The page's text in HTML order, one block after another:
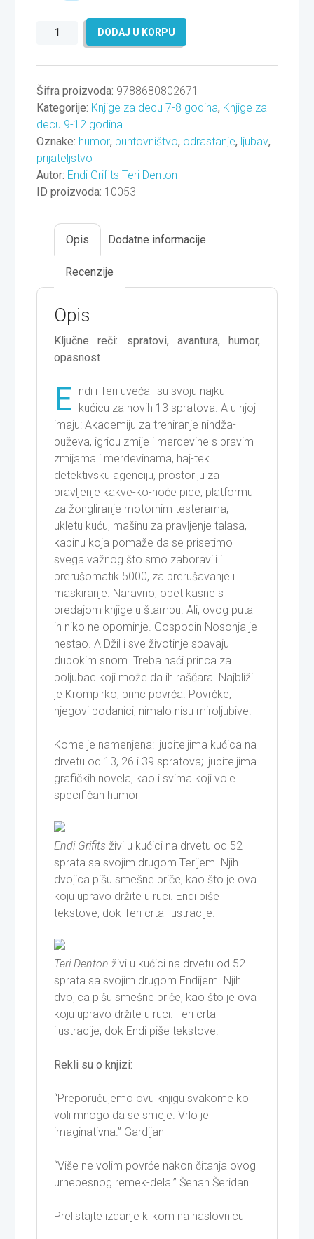
Kućica
drvetu
52
sprata
količina
DODAJ U KORPU
Šifra proizvoda: 9788680802671
Kategorije: Knjige za decu 7-8 godina, Knjige za
decu 9-12 godina
Oznake: humor, buntovništvo, odrastanje, ljubav,
prijateljstvo
Autor: Endi GrifitsTeri Denton
ID proizvoda: 10053
Opis Dodatne informacije
Recenzije
Opis
Ključne reči: spratovi, avantura, humor,
opasnost
E ndi i Teri uvećali su svoju najkul
kućicu za novih 13 spratova. A u njoj
imaju: Akademiju za treniranje nindža-
puževa, igricu zmije i merdevine s pravim
zmijama i merdevinama, haj-tek
detektivsku agenciju, prostoriju za
pravljenje kakve-ko-hoće pice, platformu
za žongliranje motornim testerama,
ukletu kuću, mašinu za pravljenje talasa,
kabinu koja pomaže da se prisetimo
svega važnog što smo zaboravili i
prerušomatik 5000, za prerušavanje i
maskiranje. Naravno, opet kasne s
predajom knjige u štampu. Ali, ovog puta
ih niko ne opominje. Gospodin Nosonja je
nestao. A Džil i sve životinje spavaju
dubokim snom. Treba naći princa za
poljubac koji može da ih raščara. Najbliži
je Krompirko, princ povrća. Povrćke,
njegovi podanici, nimalo nisu miroljubive.
Kome je namenjena: ljubiteljima kućica na
drvetu od 13, 26 i 39 spratova; ljubiteljima
grafičkih novela, kao i svima koji vole
specifičan humor
Endi Grifits živi u kućici na drvetu od 52
sprata sa svojim drugom Terijem. Njih
dvojica pišu smešne priče, kao što je ova
koju upravo držite u ruci. Endi piše
tekstove, dok Teri crta ilustracije.
Teri Denton živi u kućici na drvetu od 52
sprata sa svojim drugom Endijem. Njih
dvojica pišu smešne priče, kao što je ova
koju upravo držite u ruci. Teri crta
ilustracije, dok Endi piše tekstove.
Rekli su o knjizi:
“Preporučujemo ovu knjigu svakome ko
voli mnogo da se smeje. Vrlo je
imaginativna.” Gardijan
“Više ne volim povrće nakon čitanja ovog
urnebesnog remek-dela.” Šenan Šeridan
Prelistajte izdanje klikom na naslovnicu